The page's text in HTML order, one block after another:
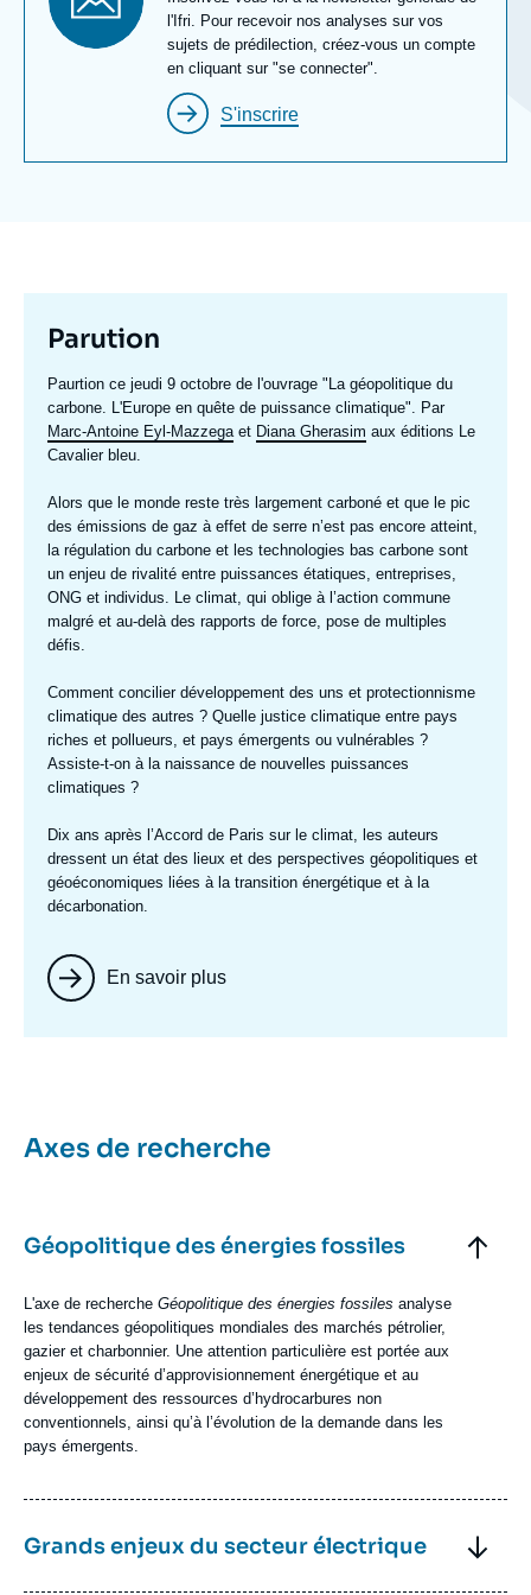
Newsletter
l'Ifri. Pour recevoir nos analyses sur vos
sujets de prédilection, créez-vous un compte
en cliquant sur "se connecter".
S'inscrire
Titre
mis
en
avant
Parution
Texte
accroche
Paurtion ce jeudi 9 octobre de l'ouvrage "La géopolitique du
carbone. L'Europe en quête de puissance climatique". Par
Marc-Antoine Eyl-Mazzegaet Diana Gherasim aux éditions Le
Cavalier bleu.
Alors que le monde reste très largement carboné et que le pic
des émissions de gaz à effet de serre n’est pas encore atteint,
la régulation du carbone et les technologies bas carbone sont
un enjeu de rivalité entre puissances étatiques, entreprises,
ONG et individus. Le climat, qui oblige à l’action commune
malgré et au-delà des rapports de force, pose de multiples
défis.
Comment concilier développement des uns et protectionnisme
climatique des autres ? Quelle justice climatique entre pays
riches et pollueurs, et pays émergents ou vulnérables ?
Assiste-t-on à la naissance de nouvelles puissances
climatiques ?
Dix ans après l’Accord de Paris sur le climat, les auteurs
dressent un état des lieux et des perspectives géopolitiques et
géoéconomiques liées à la transition énergétique et à la
décarbonation.
En savoir plus
Titre
Axes de recherche
de
Titre
de
recherche
Géopolitique des énergies fossiles
Texte
Axe
de
recherche
L'axe de recherche Géopolitique des énergies fossiles analyse
les tendances géopolitiques mondiales des marchés pétrolier,
gazier et charbonnier. Une attention particulière est portée aux
enjeux de sécurité d’approvisionnement énergétique et au
développement des ressources d’hydrocarbures non
conventionnels, ainsi qu’à l’évolution de la demande dans les
pays émergents.
de
(c)
Titre
Grands enjeux du secteur électrique